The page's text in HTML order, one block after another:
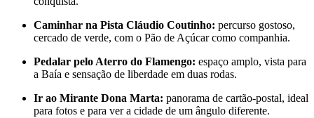
Caminhar na Pista Cláudio Coutinho: percurso gostoso,
cercado de verde, com o Pão de Açúcar como companhia.
Pedalar pelo Aterro do Flamengo: espaço amplo, vista para
a Baía e sensação de liberdade em duas rodas.
Ir ao Mirante Dona Marta: panorama de cartão-postal, ideal
para fotos e para ver a cidade de um ângulo diferente.